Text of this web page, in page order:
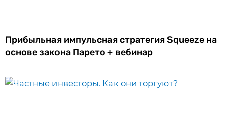
Прибыльная импульсная стратегия Squeeze на
основе закона Парето + вебинар